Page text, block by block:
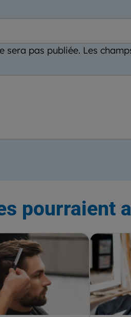
sera pas publiée. Les
pourraient